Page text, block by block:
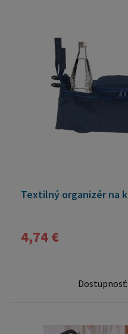
Textilný organizér na
4,74 €
Dostupnosť: